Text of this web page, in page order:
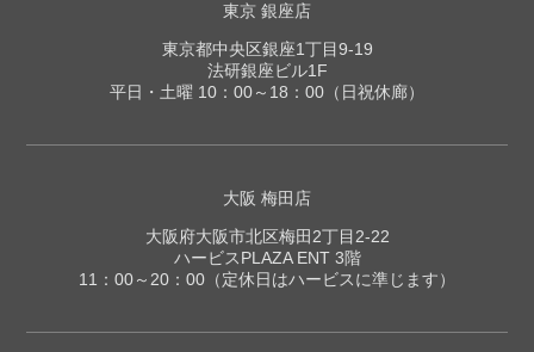
東京 銀座店
東京都中央区銀座1丁目9-19
法研銀座ビル1F
平日・土曜 10：00～18：00（日祝休廊）
大阪 梅田店
大阪府大阪市北区梅田2丁目2-22
ハービスPLAZA ENT 3階
11：00～20：00（定休日はハービスに準じます）